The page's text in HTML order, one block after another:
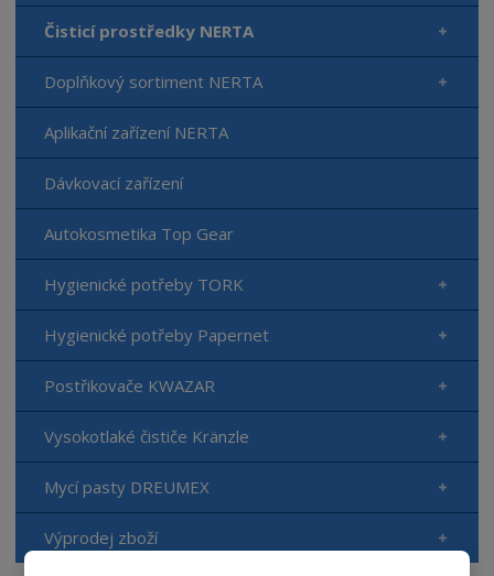
Čisticí prostředky NERTA
Doplňkový sortiment NERTA
Aplikační zařízení NERTA
Dávkovací zařízení
Autokosmetika Top Gear
Hygienické potřeby TORK
Hygienické potřeby Papernet
Postřikovače KWAZAR
Vysokotlaké čističe Kränzle
Mycí pasty DREUMEX
Výprodej zboží